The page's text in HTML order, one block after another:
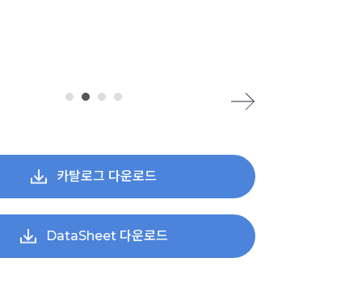
카탈로그 다운로드
DataSheet 다운로드